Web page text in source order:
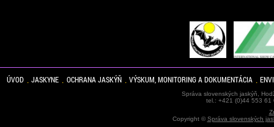
ÚVOD JASKYNE OCHRANA JASKÝŇ VÝSKUM, MONITORING A DOKUMENTÁCIA
Správa slovenských jaskýň,
tel.: +421 (0)44 553
Copyright ©Správa slovenských